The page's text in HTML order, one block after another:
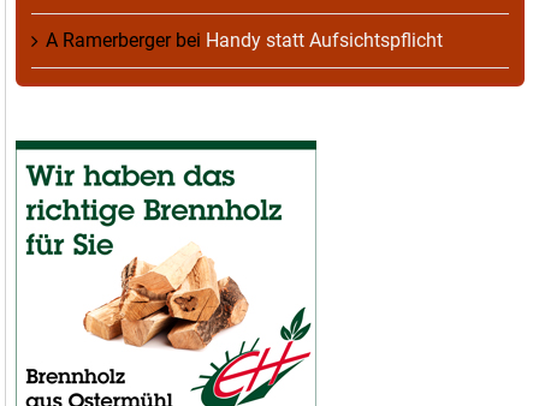
A Ramerbergerbei Handy statt Aufsichtspflicht